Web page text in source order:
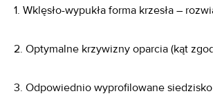
1. Wklęsło-wypukła forma krzesła –
2. Optymalne krzywizny oparcia (kąt
3. Odpowiednio wyprofilowane